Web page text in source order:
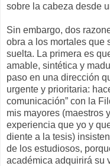
sobre la cabeza desde
Sin embargo, dos
obra a los mortales que
suelta. La primera es
amable, sintética y
paso en una dirección
urgente y prioritaria:
comunicación” con la
mis mayores (maestros
experiencia que yo y
diente a la tesis)
de los estudiosos,
académica adquirirá su